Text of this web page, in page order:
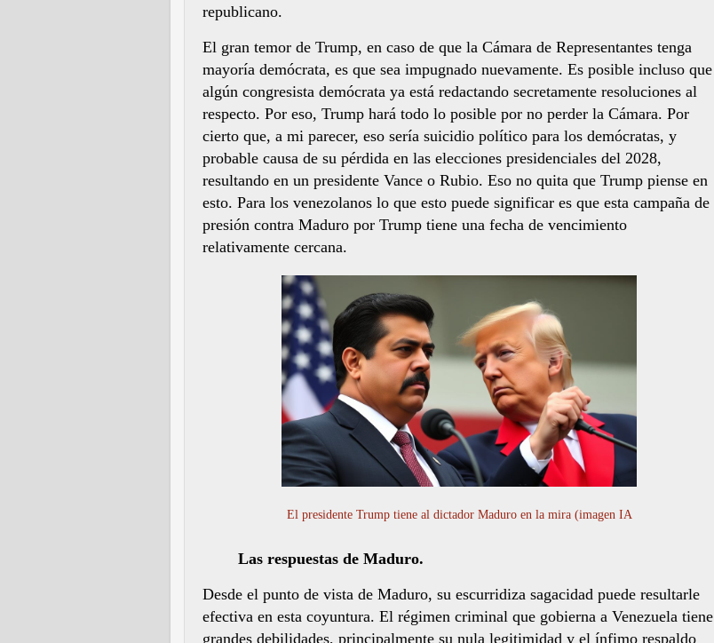
republicano.
El gran temor de Trump, en caso de que la Cámara de Representantes tenga
mayoría demócrata, es que sea impugnado nuevamente. Es posible incluso que
algún congresista demócrata ya está redactando secretamente resoluciones al
respecto. Por eso, Trump hará todo lo posible por no perder la Cámara. Por
cierto que, a mi parecer, eso sería suicidio político para los demócratas, y
probable causa de su pérdida en las elecciones presidenciales del 2028,
resultando en un presidente Vance o Rubio. Eso no quita que Trump piense en
esto. Para los venezolanos lo que esto puede significar es que esta campaña de
presión contra Maduro por Trump tiene una fecha de vencimiento
relativamente cercana.
El presidente Trump tiene al dictador Maduro en la mira (imagen IA
Las respuestas de Maduro.
Desde el punto de vista de Maduro, su escurridiza sagacidad puede resultarle
efectiva en esta coyuntura. El régimen criminal que gobierna a Venezuela tiene
grandes debilidades, principalmente su nula legitimidad y el ínfimo respaldo